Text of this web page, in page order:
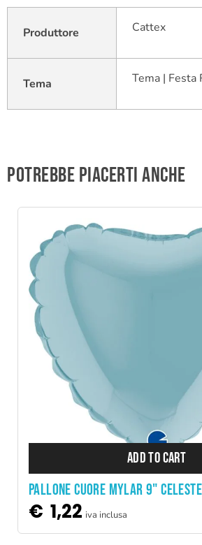
Produttore Cattex
Tema Tema | Festa
Potrebbe piacerti anche
ADD TO CART
PALLONE CUORE MYLAR 9"
€ 1,22 iva inclusa